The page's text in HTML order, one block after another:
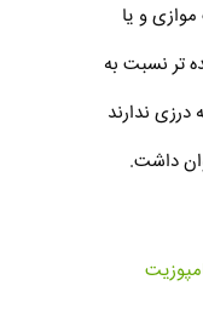
و یا
تر نسبت به
ندارند
داشت.